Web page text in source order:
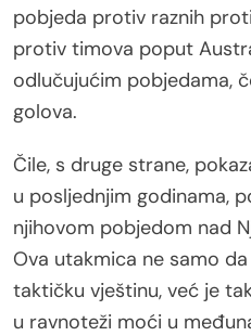
pobjeda protiv raznih
protiv timova poput
odlučujućim pobjedama,
golova.
Čile, s druge strane,
u posljednjim godinama,
njihovom pobjedom nad
Ova utakmica ne samo
taktičku vještinu, već je
u ravnoteži moći u